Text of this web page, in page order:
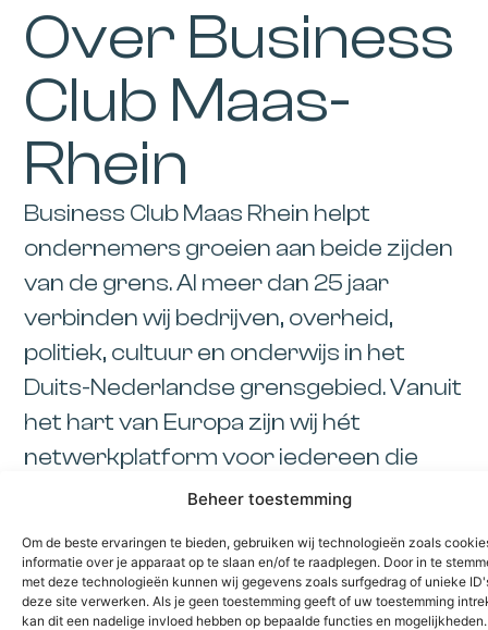
Beheer toestemming
Om de beste ervaringen te bieden, gebruiken wij technologieën zoals
informatie over je apparaat op te slaan en/of te raadplegen. Door in te
met deze technologieën kunnen wij gegevens zoals surfgedrag of unieke
deze site verwerken. Als je geen toestemming geeft of uw toestemming
kan dit een nadelige invloed hebben op bepaalde functies en mogelijkheden.
Over Business
Club Maas-
Rhein
Business Club Maas Rhein helpt
ondernemers groeien aan beide zijden
van de grens. Al meer dan 25 jaar
verbinden wij bedrijven, overheid,
politiek, cultuur en onderwijs in het
Duits-Nederlandse grensgebied. Vanuit
het hart van Europa zijn wij hét
netwerkplatform voor iedereen die
grensoverschrijdend wil ondernemen.
Elke maand organiseren we
inspirerende netwerkevents op
wisselende locaties in het Duitse